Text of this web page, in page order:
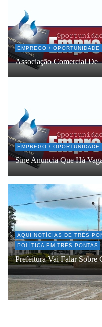
EMPREGO / OPORTUNIDADE
Associação Comercial De
EMPREGO / OPORTUNIDADE
Sine Anuncia Que Há
AQUI NOTÍCIAS DE TRÊS
POLÍTICA EM TRÊS PONTAS
Prefeitura Vai Falar Sobre